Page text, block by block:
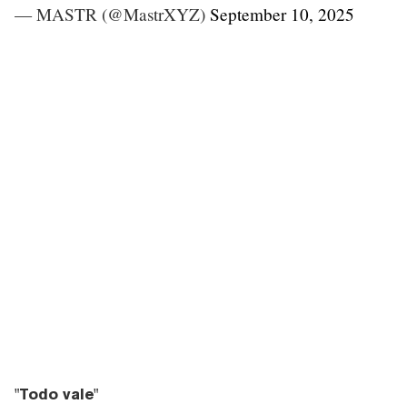
— MASTR (@MastrXYZ) September 10, 2025
"Todo vale"